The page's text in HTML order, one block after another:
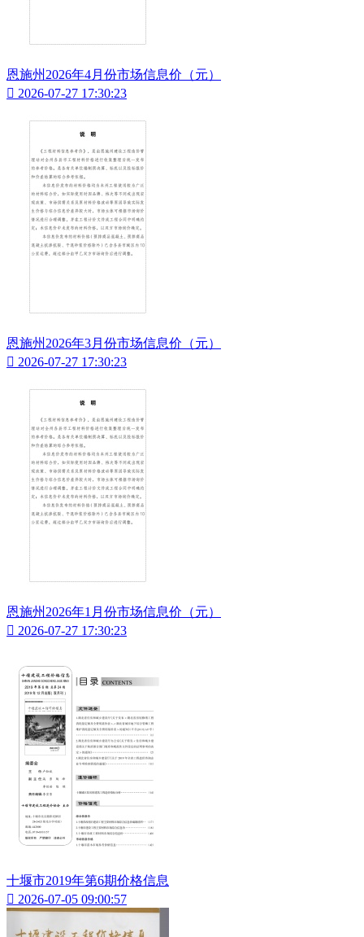
恩施州2026年4月份市场信息价（元）
 2026-07-27 17:30:23
恩施州2026年3月份市场信息价（元）
 2026-07-27 17:30:23
恩施州2026年1月份市场信息价（元）
 2026-07-27 17:30:23
十堰市2019年第6期价格信息
 2026-07-05 09:00:57